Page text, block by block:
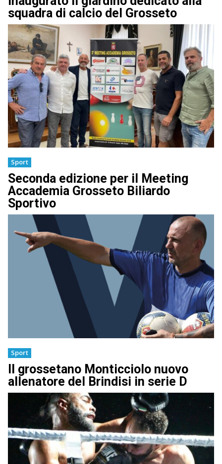
squadra di calcio del Grosseto
Sport
Seconda edizione per il Meeting
Accademia Grosseto Biliardo
Sportivo
Sport
Il grossetano Monticciolo nuovo
allenatore del Brindisi in serie D